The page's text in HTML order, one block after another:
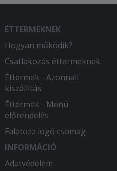
ettünk belőle ,
!
amit pluszba
gyors szállítás!
ÉTTERMEKNEK
Hogyan működik?
Csatlakozás éttermeknek
Éttermek - Azonnali
kiszállítás
Éttermek - Menü
előrendelés
Falatozz logó csomag
INFORMÁCIÓ
Adatvédelem